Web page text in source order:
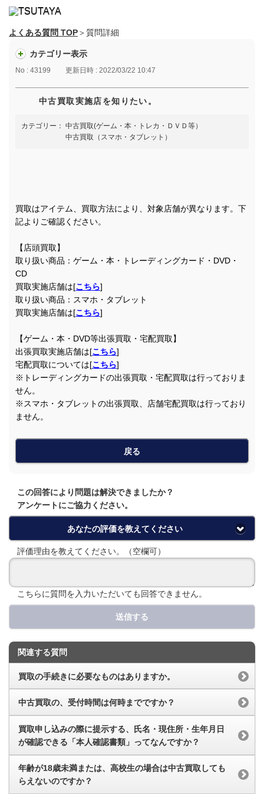
よくある質問 TOP＞質問詳細
カテゴリー表示
No : 43199 更新日時 : 2022/03/22 10:47
中古買取実施店を知りたい。
カテゴリー： 中古買取(ゲーム・本・トレカ・ＤＶＤ等）
中古買取（スマホ・タブレット）
買取はアイテム、買取方法により、対象店舗が異なります。下
記よりご確認ください。
【店頭買取】
取り扱い商品：ゲーム・本・トレーディングカード・DVD・
CD
買取実施店舗は[こちら]
取り扱い商品：スマホ・タブレット
買取実施店舗は[こちら]
【ゲーム・本・DVD等出張買取・宅配買取】
出張買取実施店舗は[こちら]
宅配買取については[こちら]
※トレーディングカードの出張買取・宅配買取は行っておりま
せん。
※スマホ・タブレットの出張買取、店舗宅配買取は行っており
ません。
戻る
この回答により問題は解決できましたか？
アンケートにご協力ください。
あなたの評価を教えてください
評価理由を教えてください。（空欄可）
こちらに質問を入力いただいても回答できません。
送信する
関連する質問
買取の手続きに必要なものはありますか。
中古買取の、受付時間は何時までですか？
買取申し込みの際に提示する、氏名・現住所・生年月日
が確認できる「本人確認書類」ってなんですか？
年齢が18歳未満または、高校生の場合は中古買取しても
らえないのですか？